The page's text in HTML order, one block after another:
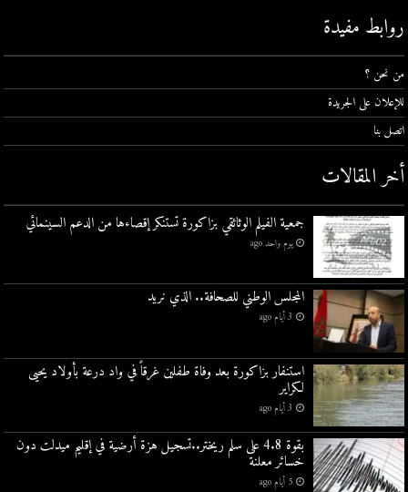
روابط مفيدة
من نحن ؟
للإعلان على الجريدة
اتصل بنا
أخر المقالات
جمعية الفيلم الوثائقي بزاكورة تستنكر إقصاءها من الدعم السينمائي
يوم واحد ago
المجلس الوطني للصحافة.. الذي نريد
3 أيام ago
استنفار بزاكورة بعد وفاة طفلين غرقاً في واد درعة بأولاد يحيى
لكراير
3 أيام ago
بقوة 4.8 على سلم ريختر..تسجيل هزة أرضية في إقليم ميدلت دون
خسائر معلنة
5 أيام ago